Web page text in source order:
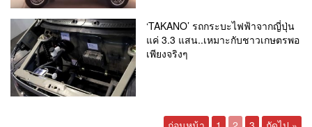
‘TAKANO’ รถกระบะไฟฟ้าจากญี่ปุ่น
แค่ 3.3 แสน..เหมาะกับชาวเกษตรพอ
เพียงจริงๆ